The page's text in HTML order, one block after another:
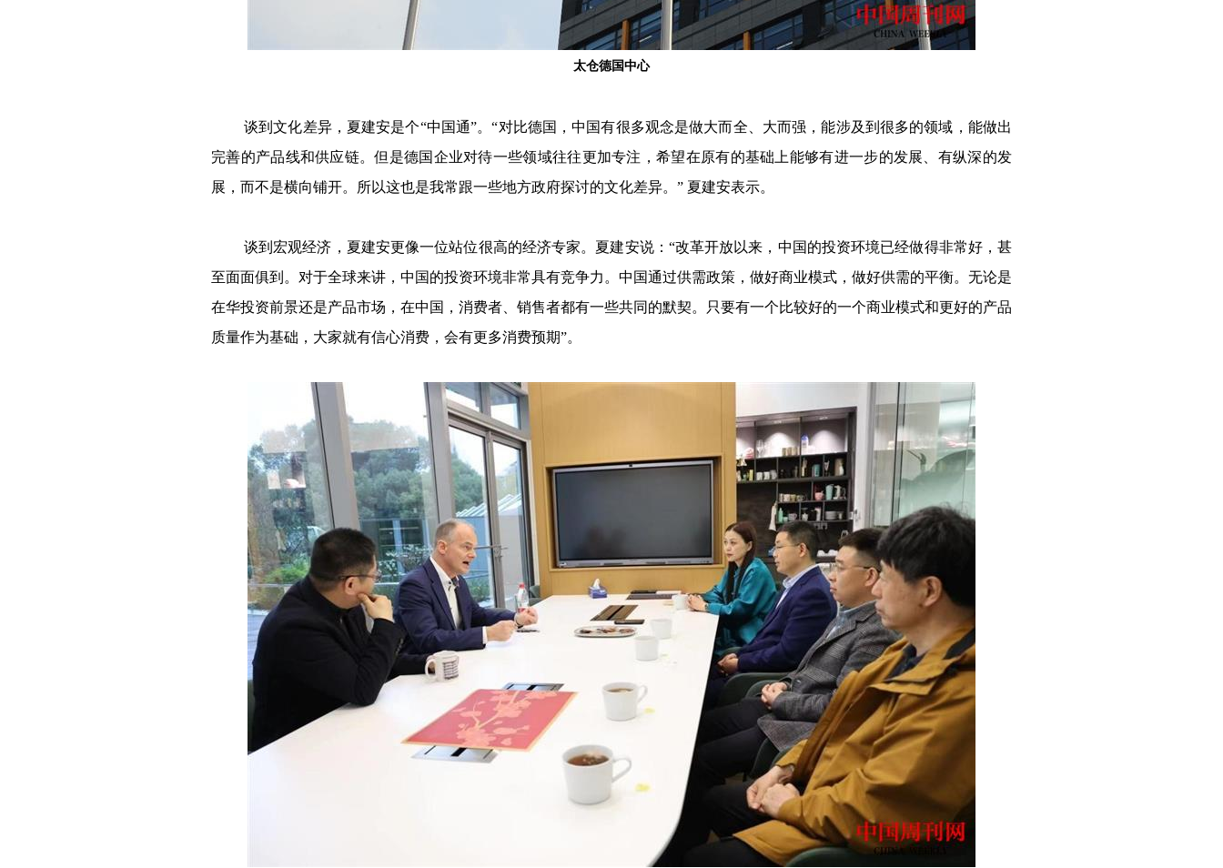
太仓德国中心
谈到文化差异，夏建安是个“中国通”。“对比德国，中国有很多观念是做大而全、大而强，能涉及到很多的领域，能做出
完善的产品线和供应链。但是德国企业对待一些领域往往更加专注，希望在原有的基础上能够有进一步的发展、有纵深的发
展，而不是横向铺开。所以这也是我常跟一些地方政府探讨的文化差异。” 夏建安表示。
谈到宏观经济，夏建安更像一位站位很高的经济专家。夏建安说：“改革开放以来，中国的投资环境已经做得非常好，甚
至面面俱到。对于全球来讲，中国的投资环境非常具有竞争力。中国通过供需政策，做好商业模式，做好供需的平衡。无论是
在华投资前景还是产品市场，在中国，消费者、销售者都有一些共同的默契。只要有一个比较好的一个商业模式和更好的产品
质量作为基础，大家就有信心消费，会有更多消费预期”。